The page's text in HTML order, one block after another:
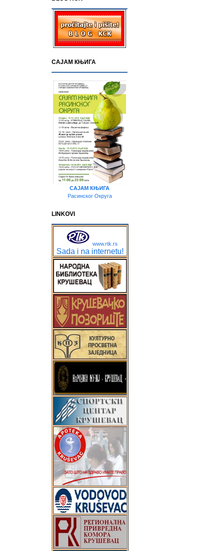
САЈАМ КЊИГА
САЈАМ КЊИГА
Расинског Округа
LINKOVI
www.rtk.rs
Sada i na internetu!